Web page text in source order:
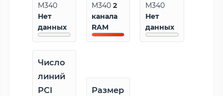
M340
Нет
данных
M3402
канала
RAM
M340
Нет
данных
Число
линий
PCI
Размер